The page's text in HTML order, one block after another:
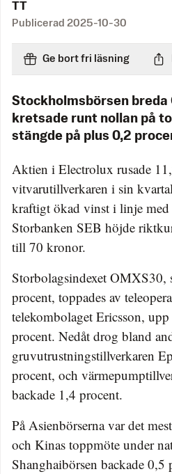
TT
Publicerad 2025-10-30
Ge bort fri läsning
Stockholmsbörsen breda
kretsade runt nollan på
stängde på plus 0,2
Aktien i Electrolux rusade
vitvarutillverkaren i sin
kraftigt ökad vinst i linje med
Storbanken SEB höjde
till 70 kronor.
Storbolagsindexet OMXS30,
procent, toppades av
telekombolaget Ericsson,
procent. Nedåt drog bland
gruvutrustningstillverkaren
procent, och
backade 1,4 procent.
På Asienbörserna var det
och Kinas toppmöte under
Shanghaibörsen backade 0,5